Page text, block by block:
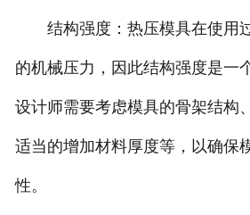
结构强度：热压模具在使用
的机械压力，因此结构强度是一
设计师需要考虑模具的骨架结构
适当的增加材料厚度等，以确保
性。